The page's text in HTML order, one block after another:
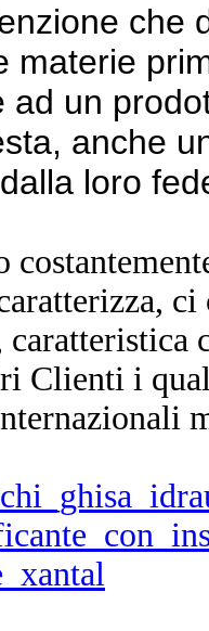
che
materie
ad un
anche
loro
Clienti i